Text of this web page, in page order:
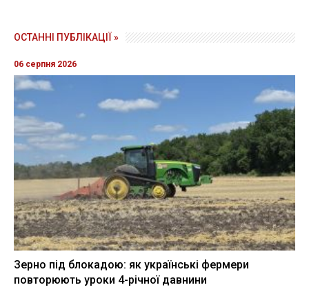
ОСТАННІ ПУБЛІКАЦІЇ »
06 серпня 2026
Зерно під блокадою: як українські фермери
повторюють уроки 4-річної давнини